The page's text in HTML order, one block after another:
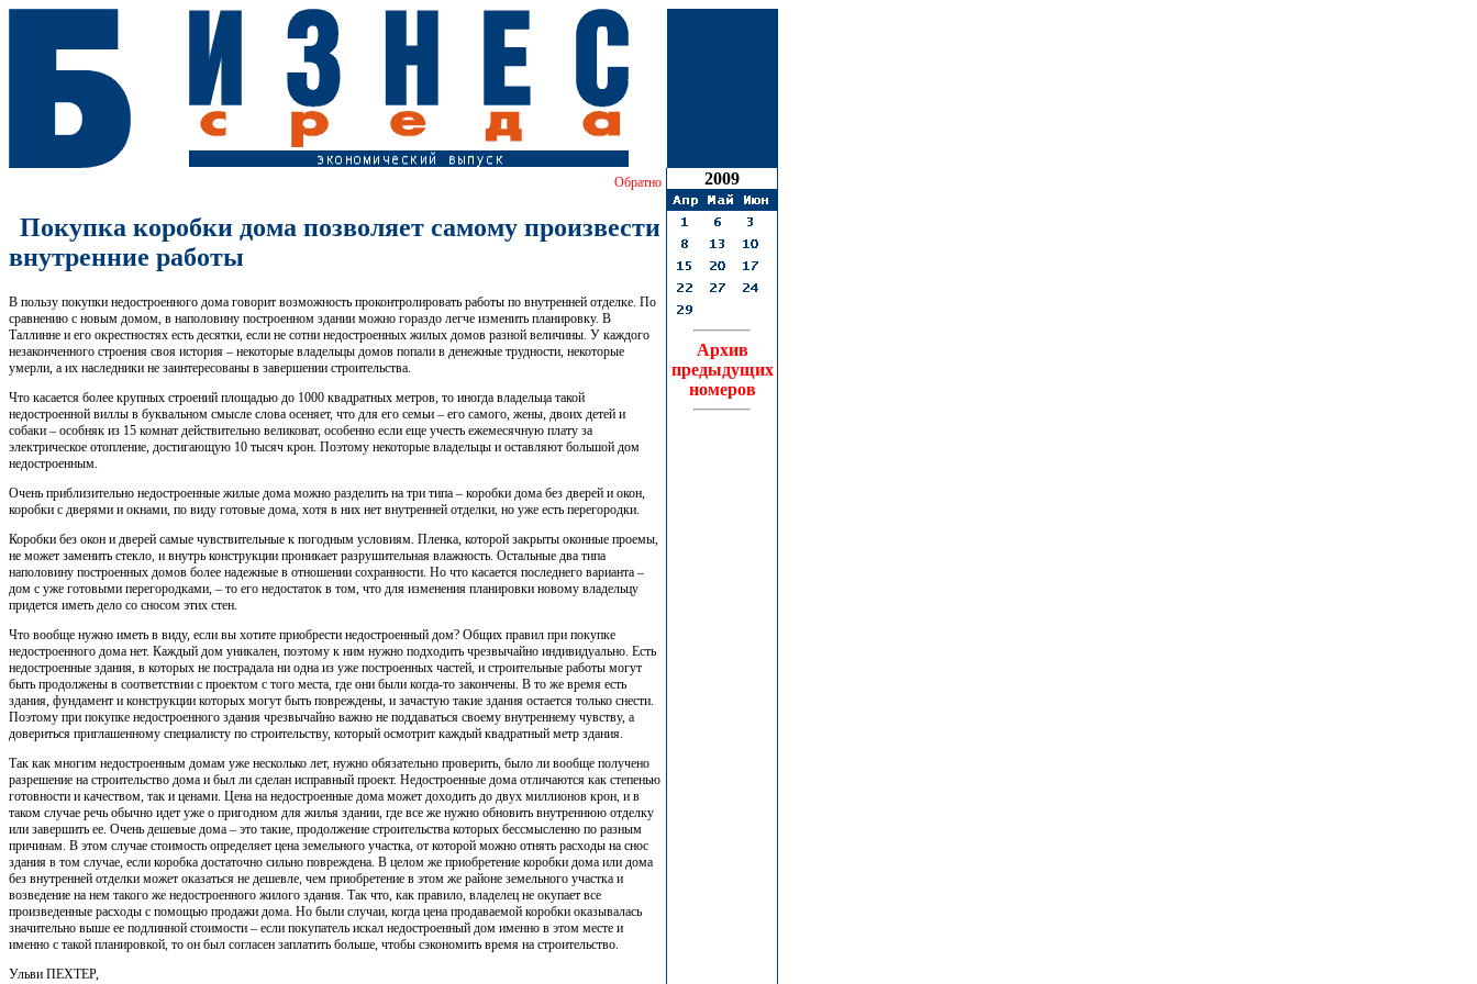
Обратно
Покупка коробки дома позволяет самому произвести
внутренние работы
В пользу покупки недостроенного дома говорит возможность проконтролировать работы по внутренней отделке. По
сравнению с новым домом, в наполовину построенном здании можно гораздо легче изменить планировку. В
Таллинне и его окрестностях есть десятки, если не сотни недостроенных жилых домов разной величины. У каждого
незаконченного строения своя история – некоторые владельцы домов попали в денежные трудности, некоторые
умерли, а их наследники не заинтересованы в завершении строительства.
Что касается более крупных строений площадью до 1000 квадратных метров, то иногда владельца такой
недостроенной виллы в буквальном смысле слова осеняет, что для его семьи – его самого, жены, двоих детей и
собаки – особняк из 15 комнат действительно великоват, особенно если еще учесть ежемесячную плату за
электрическое отопление, достигающую 10 тысяч крон. Поэтому некоторые владельцы и оставляют большой дом
недостроенным.
Очень приблизительно недостроенные жилые дома можно разделить на три типа – коробки дома без дверей и окон,
коробки с дверями и окнами, по виду готовые дома, хотя в них нет внутренней отделки, но уже есть перегородки.
Коробки без окон и дверей самые чувствительные к погодным условиям. Пленка, которой закрыты оконные проемы,
не может заменить стекло, и внутрь конструкции проникает разрушительная влажность. Остальные два типа
наполовину построенных домов более надежные в отношении сохранности. Но что касается последнего варианта –
дом с уже готовыми перегородками, – то его недостаток в том, что для изменения планировки новому владельцу
придется иметь дело со сносом этих стен.
Что вообще нужно иметь в виду, если вы хотите приобрести недостроенный дом? Общих правил при покупке
недостроенного дома нет. Каждый дом уникален, поэтому к ним нужно подходить чрезвычайно индивидуально. Есть
недостроенные здания, в которых не пострадала ни одна из уже построенных частей, и строительные работы могут
быть продолжены в соответствии с проектом с того места, где они были когда-то закончены. В то же время есть
здания, фундамент и конструкции которых могут быть повреждены, и зачастую такие здания остается только снести.
Поэтому при покупке недостроенного здания чрезвычайно важно не поддаваться своему внутреннему чувству, а
довериться приглашенному специалисту по строительству, который осмотрит каждый квадратный метр здания.
Так как многим недостроенным домам уже несколько лет, нужно обязательно проверить, было ли вообще получено
разрешение на строительство дома и был ли сделан исправный проект. Недостроенные дома отличаются как степенью
готовности и качеством, так и ценами. Цена на недостроенные дома может доходить до двух миллионов крон, и в
таком случае речь обычно идет уже о пригодном для жилья здании, где все же нужно обновить внутреннюю отделку
или завершить ее. Очень дешевые дома – это такие, продолжение строительства которых бессмысленно по разным
причинам. В этом случае стоимость определяет цена земельного участка, от которой можно отнять расходы на снос
здания в том случае, если коробка достаточно сильно повреждена. В целом же приобретение коробки дома или дома
без внутренней отделки может оказаться не дешевле, чем приобретение в этом же районе земельного участка и
возведение на нем такого же недостроенного жилого здания. Так что, как правило, владелец не окупает все
произведенные расходы с помощью продажи дома. Но были случаи, когда цена продаваемой коробки оказывалась
значительно выше ее подлинной стоимости – если покупатель искал недостроенный дом именно в этом месте и
именно с такой планировкой, то он был согласен заплатить больше, чтобы сэкономить время на строительство.
Ульви ПЕХТЕР,
2009
Архив
предыдущих
номеров